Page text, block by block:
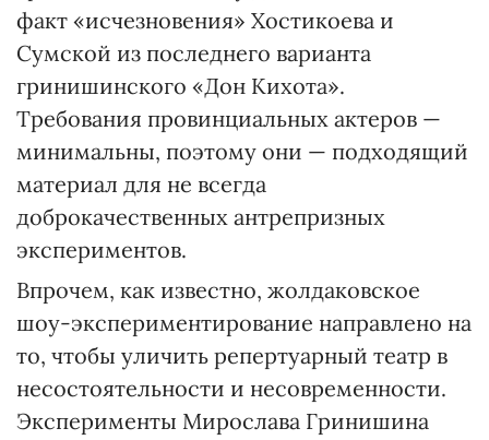
факт «исчезновения» Хостикоева и
Сумской из последнего варианта
гринишинского «Дон Кихота».
Требования провинциальных актеров —
минимальны, поэтому они — подходящий
материал для не всегда
доброкачественных антрепризных
экспериментов.
Впрочем, как известно, жолдаковское
шоу-экспериментирование направлено на
то, чтобы уличить репертуарный театр в
несостоятельности и несовременности.
Эксперименты Мирослава Гринишина